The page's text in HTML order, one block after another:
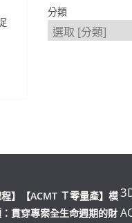
分類
程】【ACMT Ｔ零量產】模
貫穿專案全生命週期的財